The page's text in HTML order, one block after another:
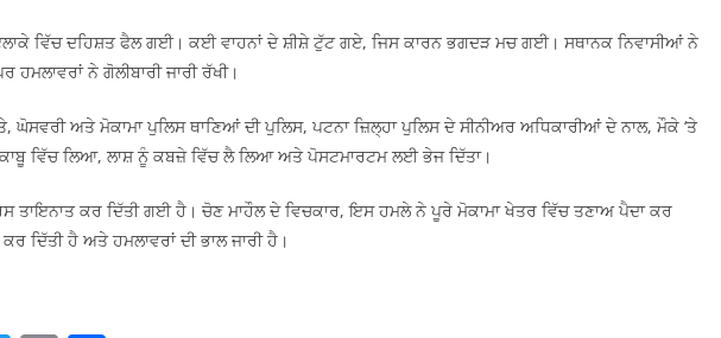
ਵਿੱਚ ਦਹਿਸ਼ਤ ਫੈਲ ਗਈ। ਕਈ ਵਾਹਨਾਂ ਦੇ ਸ਼ੀਸ਼ੇ ਟੁੱਟ ਗਏ, ਜਿਸ ਕਾਰਨ ਭਗਦੜ ਮਚ ਗਈ। ਸਥਾਨਕ ਨਿਵਾਸੀਆਂ ਨੇ
ਹਮਲਾਵਰਾਂ ਨੇ ਗੋਲੀਬਾਰੀ ਜਾਰੀ ਰੱਖੀ।
ਘੋਸਵਰੀ ਅਤੇ ਮੋਕਾਮਾ ਪੁਲਿਸ ਥਾਣਿਆਂ ਦੀ ਪੁਲਿਸ, ਪਟਨਾ ਜ਼ਿਲ੍ਹਾ ਪੁਲਿਸ ਦੇ ਸੀਨੀਅਰ ਅਧਿਕਾਰੀਆਂ ਦੇ ਨਾਲ, ਮੌਕੇ ‘ਤੇ
ਵਿੱਚ ਲਿਆ, ਲਾਸ਼ ਨੂੰ ਕਬਜ਼ੇ ਵਿੱਚ ਲੈ ਲਿਆ ਅਤੇ ਪੋਸਟਮਾਰਟਮ ਲਈ ਭੇਜ ਦਿੱਤਾ।
ਤਾਇਨਾਤ ਕਰ ਦਿੱਤੀ ਗਈ ਹੈ। ਚੋਣ ਮਾਹੌਲ ਦੇ ਵਿਚਕਾਰ, ਇਸ ਹਮਲੇ ਨੇ ਪੂਰੇ ਮੋਕਾਮਾ ਖੇਤਰ ਵਿੱਚ ਤਣਾਅ ਪੈਦਾ ਕਰ
ਦਿੱਤੀ ਹੈ ਅਤੇ ਹਮਲਾਵਰਾਂ ਦੀ ਭਾਲ ਜਾਰੀ ਹੈ।